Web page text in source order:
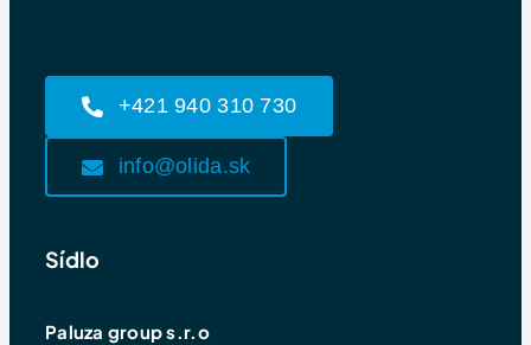
+421 940 310 730
info@olida.sk
Sídlo
Paluza group s.r.o